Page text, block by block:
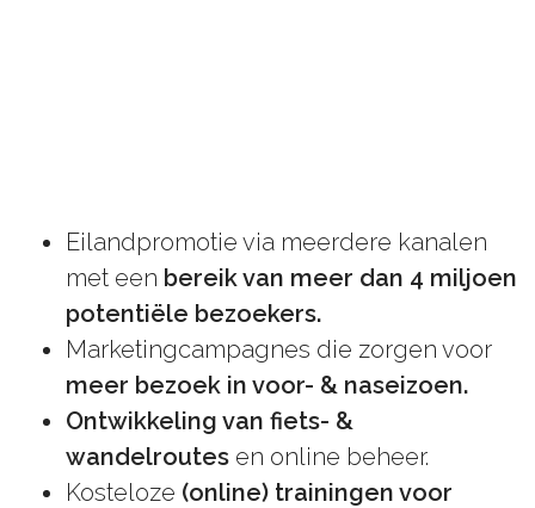
Eilandpromotie via meerdere kanalen
met een bereik van meer dan 4 miljoen
potentiële bezoekers.
Marketingcampagnes die zorgen voor
meer bezoek in voor- & naseizoen.
Ontwikkeling van fiets- &
wandelroutes en online beheer.
Kosteloze (online) trainingen voor